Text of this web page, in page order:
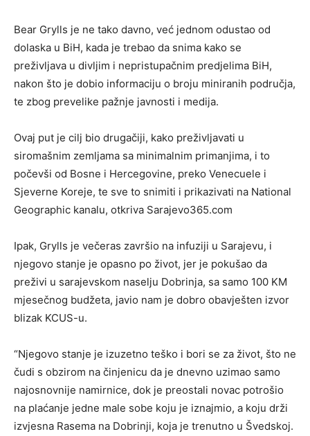
Bear Grylls je ne tako davno, već jednom odustao od
dolaska u BiH, kada je trebao da snima kako se
preživljava u divljim i nepristupačnim predjelima BiH,
nakon što je dobio informaciju o broju miniranih područja,
te zbog prevelike pažnje javnosti i medija.
Ovaj put je cilj bio drugačiji, kako preživljavati u
siromašnim zemljama sa minimalnim primanjima, i to
počevši od Bosne i Hercegovine, preko Venecuele i
Sjeverne Koreje, te sve to snimiti i prikazivati na National
Geographic kanalu, otkriva Sarajevo365.com
Ipak, Grylls je večeras završio na infuziji u Sarajevu, i
njegovo stanje je opasno po život, jer je pokušao da
preživi u sarajevskom naselju Dobrinja, sa samo 100 KM
mjesečnog budžeta, javio nam je dobro obavješten izvor
blizak KCUS-u.
“Njegovo stanje je izuzetno teško i bori se za život, što ne
čudi s obzirom na činjenicu da je dnevno uzimao samo
najosnovnije namirnice, dok je preostali novac potrošio
na plaćanje jedne male sobe koju je iznajmio, a koju drži
izvjesna Rasema na Dobrinji, koja je trenutno u Švedskoj.